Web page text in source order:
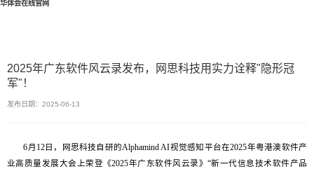
华体会在线官网
2025年广东软件风云录发布，网思科技用实力诠释"隐形冠
军"！
发布日期：2025-06-13
6月12日，网思科技自研的Alphamind AI视觉感知平台在2025年粤港澳软件产
业高质量发展大会上荣登《2025年广东软件风云录》“新一代信息技术软件产品